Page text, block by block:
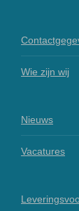
Wie zijn wij
Nieuws
Vacatures